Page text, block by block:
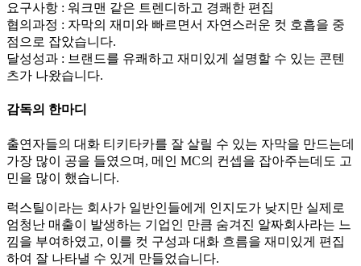
요구사항 : 워크맨 같은 트렌디하고 경쾌한 편집
협의과정 : 자막의 재미와 빠르면서 자연스러운 컷 호흡을 중
점으로 잡았습니다.
달성성과 : 브랜드를 유쾌하고 재미있게 설명할 수 있는 콘텐
츠가 나왔습니다.
감독의 한마디
출연자들의 대화 티키타카를 잘 살릴 수 있는 자막을 만드는데
가장 많이 공을 들였으며, 메인 MC의 컨셉을 잡아주는데도 고
민을 많이 했습니다.
럭스틸이라는 회사가 일반인들에게 인지도가 낮지만 실제로
엄청난 매출이 발생하는 기업인 만큼 숨겨진 알짜회사라는 느
낌을 부여하였고, 이를 컷 구성과 대화 흐름을 재미있게 편집
하여 잘 나타낼 수 있게 만들었습니다.